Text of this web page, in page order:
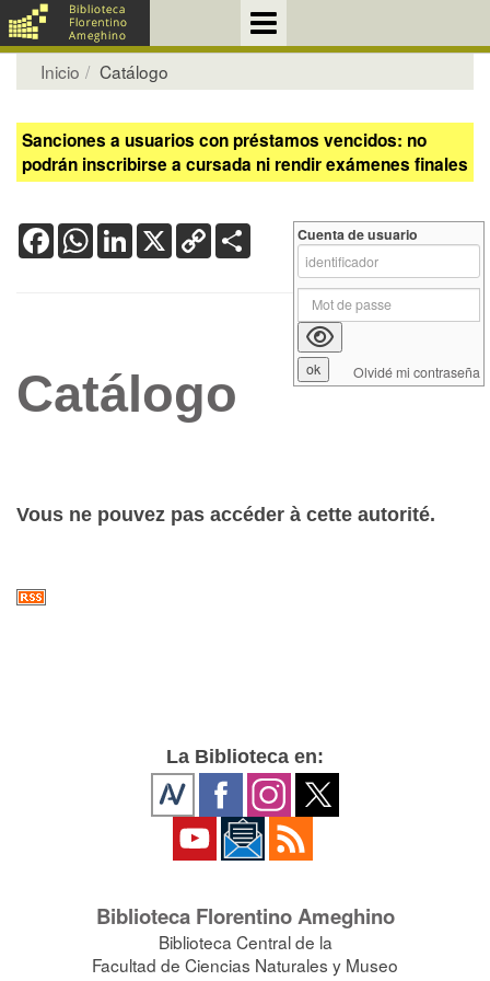
Inicio Catálogo
Sanciones a usuarios con préstamos vencidos: no
podrán inscribirse a cursada ni rendir exámenes finales
FacebookWhatsApp
LinkedIn
X Copy
Link
Catálogo
Vous ne pouvez pas accéder à cette autorité.
Cuenta de usuario
Olvidé mi contraseña
La Biblioteca en:
Biblioteca Florentino Ameghino
Biblioteca Central de la
Facultad de Ciencias Naturales y Museo